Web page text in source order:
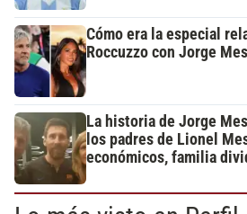
Cómo era la especial
Roccuzzo con Jorge
La historia de Jorge
los padres de Lionel
económicos, familia